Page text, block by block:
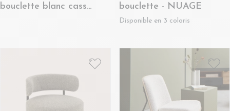
bouclette blanc cassé
bouclette - NUAGE
Disponible en 3 coloris